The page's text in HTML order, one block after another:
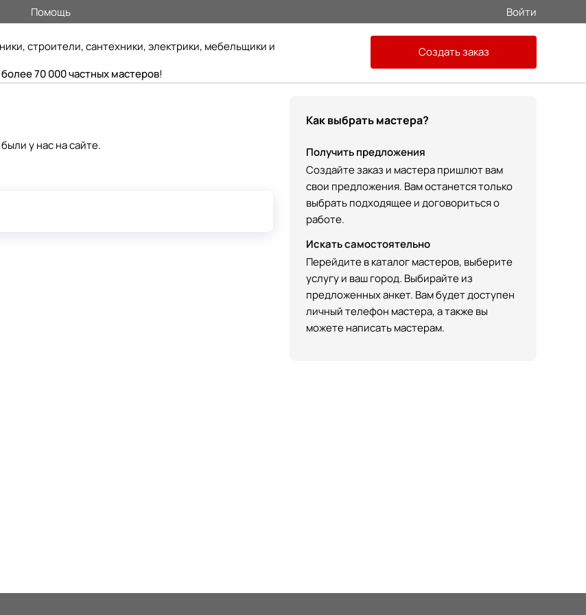
Помощь Войти
строители, сантехники, электрики, мебельщики и
70 000 частных мастеров!
Создать заказ
Как выбрать мастера?
Получить предложения
Создайте заказ и мастера пришлют вам
свои предложения. Вам останется только
выбрать подходящее и договориться о
работе.
Искать самостоятельно
Перейдите в каталог мастеров, выберите
услугу и ваш город. Выбирайте из
предложенных анкет. Вам будет доступен
личный телефон мастера, а также вы
можете написать мастерам.
у нас на сайте.